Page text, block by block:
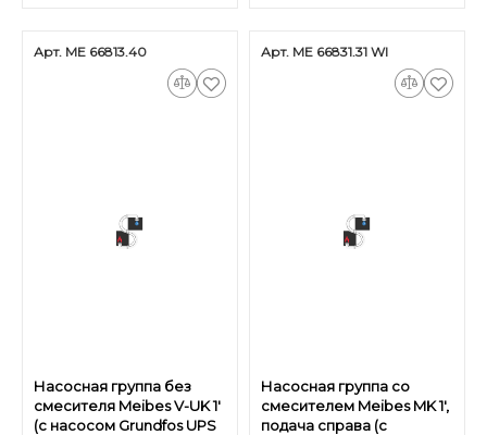
Арт. ME 66813.40
Насосная группа без
смесителя Meibes V-UK 1'
(с насосом Grundfos UPS
Арт. ME 66831.31 WI
Насосная группа со
смесителем Meibes MK 1',
подача справа (с